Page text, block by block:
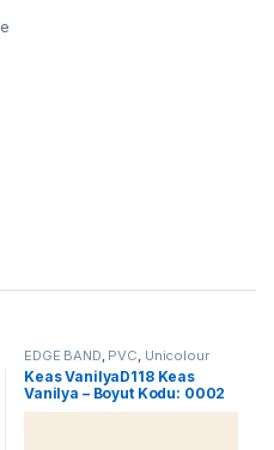
EDGE BAND PVC Unicolour
Keas VanilyaD118 Keas
Vanilya – Boyut Kodu: 0002